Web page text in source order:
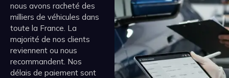
nous avons racheté des
milliers de véhicules dans
toute la France. La
majorité de nos clients
reviennent ou nous
recommandent. Nos
délais de paiement sont